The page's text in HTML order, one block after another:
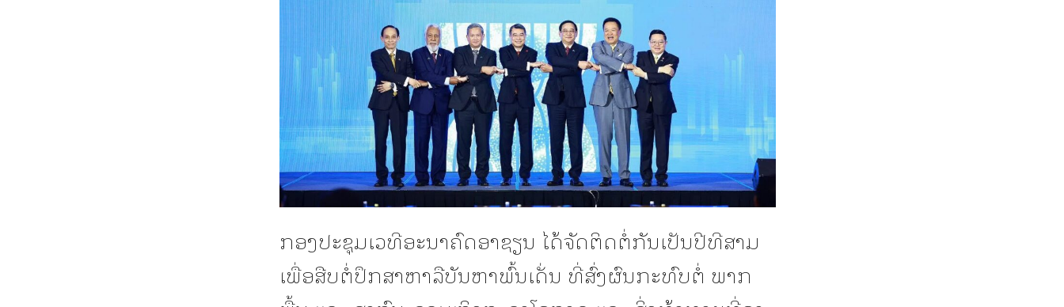
ກອງປະຊຸມເວທີອະນາຄົດອາຊຽນ ໄດ້ຈັດຕິດຕໍ່ກັນເປັນປີທີສາມ
ເພື່ອສືບຕໍ່ປຶກສາຫາລືບັນຫາພົ້ນເດັ່ນ ທີ່ສົ່ງຜົນກະທົບຕໍ່ ພາກ